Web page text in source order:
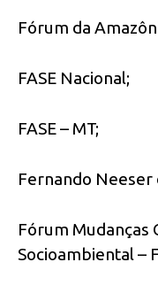
Fórum da
FASE Nacional;
FASE – MT;
Fernando Neeser
Fórum Mudanças
Socioambiental –